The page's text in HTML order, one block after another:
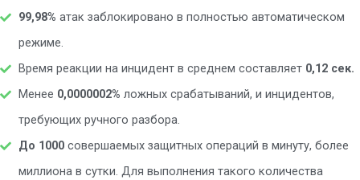
99,98% атак заблокировано в полностью автоматическом
режиме.
Время реакции на инцидент в среднем составляет 0,12 сек.
Менее 0,0000002% ложных срабатываний, и инцидентов,
требующих ручного разбора.
До 1000совершаемых защитных операций в минуту, более
миллиона в сутки. Для выполнения такого количества